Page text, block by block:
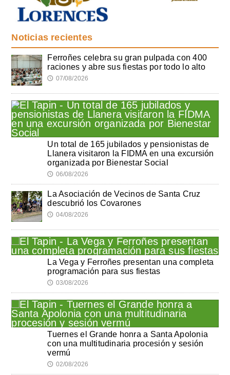
Noticias recientes
Ferroñes celebra su gran pulpada con 400
raciones y abre sus fiestas por todo lo alto
🕔 07/08/2026
Un total de 165 jubilados y pensionistas de
Llanera visitaron la FIDMA en una excursión
organizada por Bienestar Social
🕔 06/08/2026
La Asociación de Vecinos de Santa Cruz
descubrió los Covarones
🕔 04/08/2026
La Vega y Ferroñes presentan una completa
programación para sus fiestas
🕔 03/08/2026
Tuernes el Grande honra a Santa Apolonia
con una multitudinaria procesión y sesión
vermú
🕔 02/08/2026